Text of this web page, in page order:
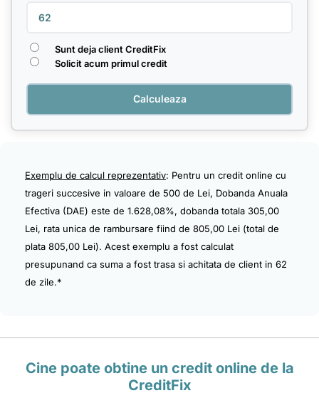
Sunt deja client CreditFix
Solicit acum primul credit
Calculeaza
Exemplu de calcul reprezentativ: Pentru un credit online cu
trageri succesive in valoare de 500 de Lei, Dobanda Anuala
Efectiva (DAE) este de 1.628,08%, dobanda totala 305,00
Lei, rata unica de rambursare fiind de 805,00 Lei (total de
plata 805,00 Lei). Acest exemplu a fost calculat
presupunand ca suma a fost trasa si achitata de client in 62
de zile.*
Cine poate obtine un credit online de la
CreditFix